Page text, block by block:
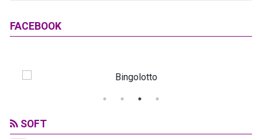
FACEBOOK
SOFT